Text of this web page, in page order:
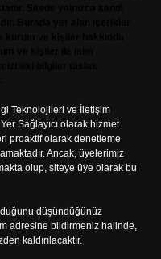
Teknolojileri ve İletişim
Sağlayıcı olarak hizmet
proaktif olarak denetleme
Ancak, üyelerimiz
olup, siteye üye olarak bu
düşündüğünüz
adresine bildirmeniz halinde,
kaldırılacaktır.